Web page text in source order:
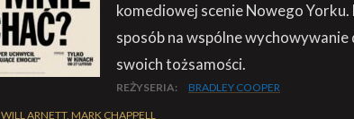
komediowej scenie Nowego
sposób na wspólne
swoich tożsamości.
REŻYSERIA: BRADLEY COOPER
WILL ARNETT, MARK CHAPPELL